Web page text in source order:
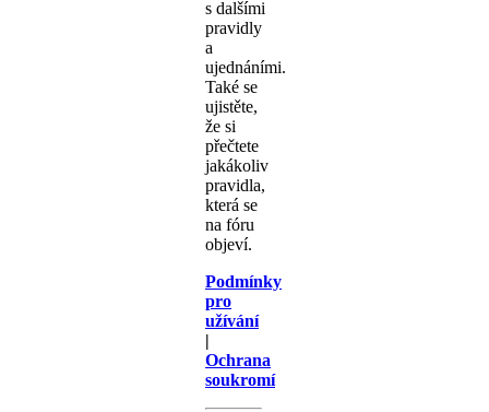
s dalšími
pravidly
a
ujednáními.
Také se
ujistěte,
že si
přečtete
jakákoliv
pravidla,
která se
na fóru
objeví.
Podmínky
pro
užívání
|
Ochrana
soukromí